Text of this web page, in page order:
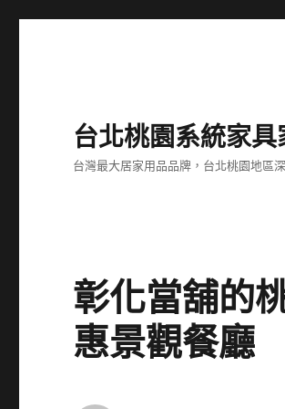
台北桃園系統家
台灣最大居家用品品牌，台北桃園地區
彰化當舖的
惠景觀餐廳